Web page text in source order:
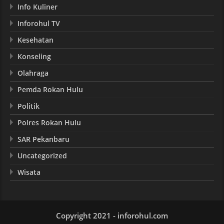
Info Kuliner
Inforohul TV
Kesehatan
Konseling
Olahraga
Pemda Rokan Hulu
Politik
Polres Rokan Hulu
SAR Pekanbaru
Uncategorized
Wisata
Copyright 2021 - inforohul.com